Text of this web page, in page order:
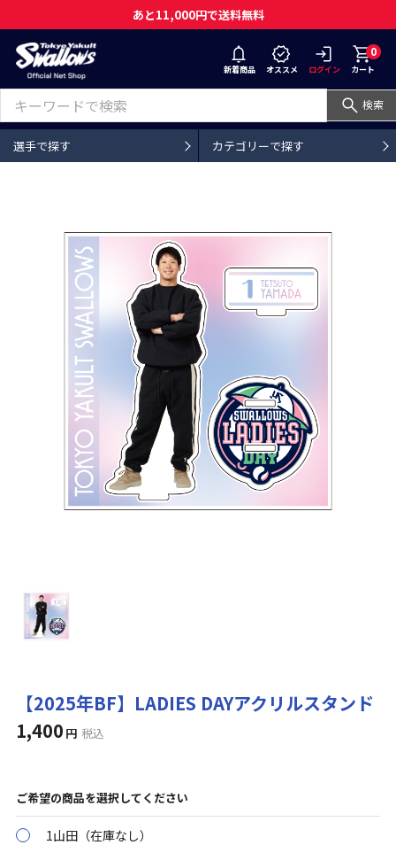
あと11,000円で送料無料
新着商品 オススメ ログイン
0
カート
検索
選手で探す カテゴリーで探す
【2025年BF】LADIES DAYアクリルスタンド
1,400 円 税込
ご希望の商品を選択してください
1山田（在庫なし）